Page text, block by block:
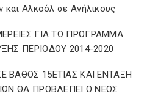
και Αλκοόλ σε Ανήλικους
ΓΙΑ ΤΟ ΠΡΟΓΡΑΜΜΑ
ΠΕΡΙΟΔΟΥ 2014-2020
15ΕΤΙΑΣ ΚΑΙ ΕΝΤΑΞΗ
ΘΑ ΠΡΟΒΛΕΠΕΙ Ο ΝΕΟΣ